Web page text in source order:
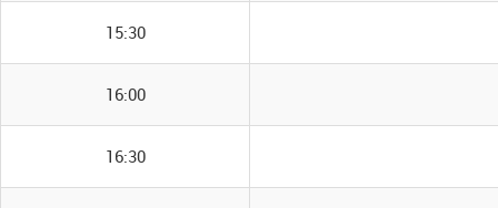
15:30
16:00
16:30